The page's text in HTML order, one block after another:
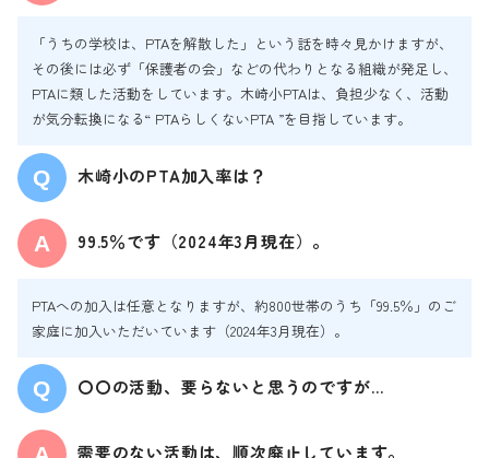
「うちの学校は、PTAを解散した」という話を時々見かけますが、
その後には必ず「保護者の会」などの代わりとなる組織が発足し、
PTAに類した活動をしています。木崎小PTAは、負担少なく、活動
が気分転換になる“ PTAらしくないPTA ”を目指しています。
木崎小のPTA加入率は？
99.5％です（2024年3月現在）。
PTAへの加入は任意となりますが、約800世帯のうち「99.5％」のご
家庭に加入いただいています（2024年3月現在）。
〇〇の活動、要らないと思うのですが…
需要のない活動は、順次廃止しています。